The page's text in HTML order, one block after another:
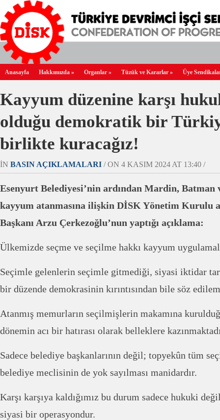
Anasayfa Hakkımızda » Organlar » Tüzük ve Kararlar » Üye
Kayyum düzenine karşı
olduğu demokratik bir
birlikte kuracağız!
IN BASIN AÇIKLAMALARI / ON 4 KASIM 2024 AT 13:40 /
Esenyurt Belediyesi’nin ardından Mardin,
kayyum atanmasına ilişkin DİSK Yönetim Kurulu
Başkanı Arzu Çerkezoğlu’nun yaptığı açıklama:
Ülkemizde seçme ve seçilme hakkı kayyum
Seçimle gelenlerin seçimle gitmediği, siyasi iktidar
bir düzende demokrasinin kırıntısından bile söz
Atanmış memurların seçilmişlerin makamına
dönemin acı bir hatırası olarak belleklere
Sadece belediye başkanlarının değil; topyekûn tüm
belediye meclisinin de yok sayılması manidardır.
Karşı karşıya kaldığımız bu durum sadece hukuki
siyasi bir operasyondur.